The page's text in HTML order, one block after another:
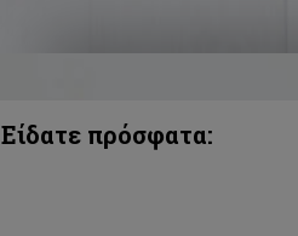
Είδατε πρόσφατα: